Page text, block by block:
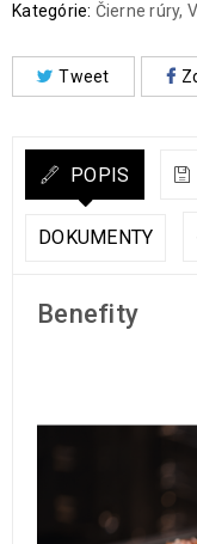
Kategórie: Čierne rúry,
Tweet
POPIS
DOKUMENTY
Benefity